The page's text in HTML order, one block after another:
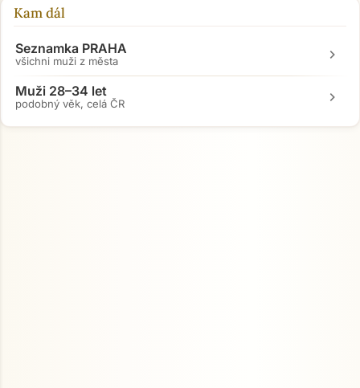
Kam dál
Seznamka PRAHA
všichni muži z města chevron_right
Muži 28–34 let
podobný věk, celá ČR chevron_right